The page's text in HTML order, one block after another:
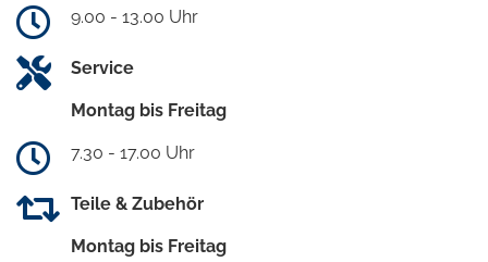
9.00 - 13.00 Uhr
Service
Montag bis Freitag
7.30 - 17.00 Uhr
Teile & Zubehör
Montag bis Freitag